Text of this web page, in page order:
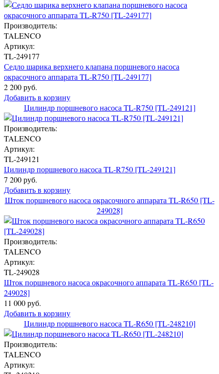
Производитель:
TALENCO
Артикул:
TL-249177
Седло шарика верхнего клапана поршневого насоса
окрасочного аппарата TL-R750 [TL-249177]
2 200 руб.
Добавить в корзину
Цилиндр поршневого насоса TL-R750 [TL-249121]
Производитель:
TALENCO
Артикул:
TL-249121
Цилиндр поршневого насоса TL-R750 [TL-249121]
7 200 руб.
Добавить в корзину
Шток поршневого насоса окрасочного аппарата TL-R650 [TL-
249028]
Производитель:
TALENCO
Артикул:
TL-249028
Шток поршневого насоса окрасочного аппарата TL-R650 [TL-
249028]
11 000 руб.
Добавить в корзину
Цилиндр поршневого насоса TL-R650 [TL-248210]
Производитель:
TALENCO
Артикул: